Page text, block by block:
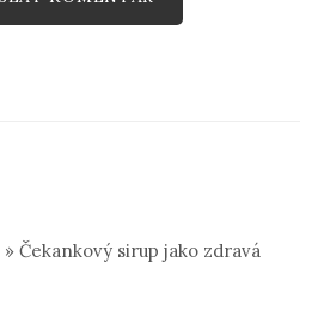
» Čekankový sirup jako zdravá